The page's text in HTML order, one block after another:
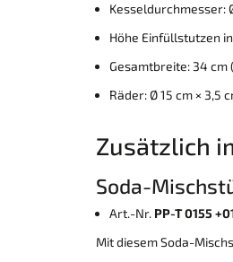
Kesseldurchmesser:
Höhe Einfüllstutzen
Gesamtbreite: 34 cm
Räder: Ø 15 cm × 3,5
Zusätzlich
Soda-
Art.-Nr. PP-T 0155
Mit diesem Soda-